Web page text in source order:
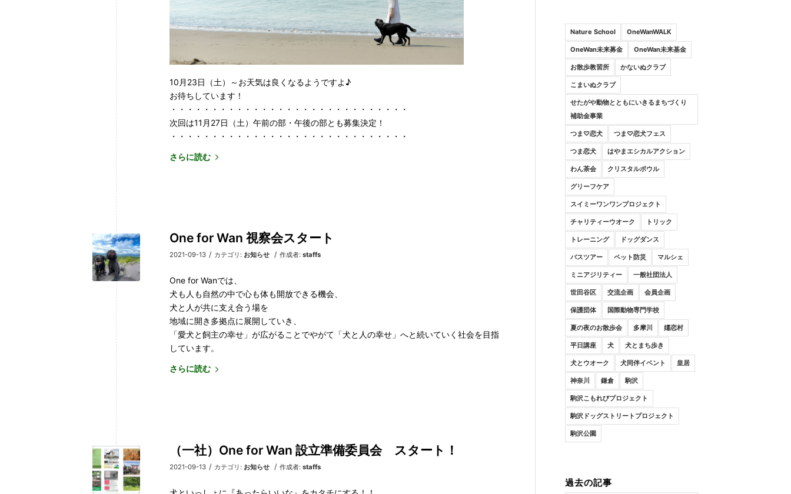
10月23日（土）～お天気は良くなるようですよ♪
お待ちしています！
・・・・・・・・・・・・・・・・・・・・・・・・・・・・・
次回は11月27日（土）午前の部・午後の部とも募集決定！
・・・・・・・・・・・・・・・・・・・・・・・・・・・・・
さらに読む
One for Wan 視察会スタート
2021-09-13 / カテゴリ: お知らせ / 作成者: staffs
One for Wanでは、
犬も人も自然の中で心も体も開放できる機会、
犬と人が共に支え合う場を
地域に開き多拠点に展開していき、
「愛犬と飼主の幸せ」が広がることでやがて「犬と人の幸せ」へと続いていく社会を目指
しています。
さらに読む
（一社）One for Wan 設立準備委員会 スタート！
2021-09-13 / カテゴリ: お知らせ / 作成者: staffs
Nature School OneWanWALK
OneWan未来募金 OneWan未来基金
お散歩教習所 かないぬクラブ
こまいぬクラブ
せたがや動物とともにいきるまちづくり
補助金事業
つま♡恋犬 つま♡恋犬フェス
つま恋犬 はやまエシカルアクション
わん茶会 クリスタルボウル
グリーフケア
スイミーワンワンプロジェクト
チャリティーウオーク トリック
トレーニング ドッグダンス
バスツアー ペット防災 マルシェ
ミニアジリティー 一般社団法人
世田谷区 交流企画 会員企画
保護団体 国際動物専門学校
夏の夜のお散歩会 多摩川 嬬恋村
平日講座 犬 犬とまち歩き
犬とウオーク 犬同伴イベント 皇居
神奈川 鎌倉 駒沢
駒沢こもれびプロジェクト
駒沢ドッグストリートプロジェクト
駒沢公園
過去の記事